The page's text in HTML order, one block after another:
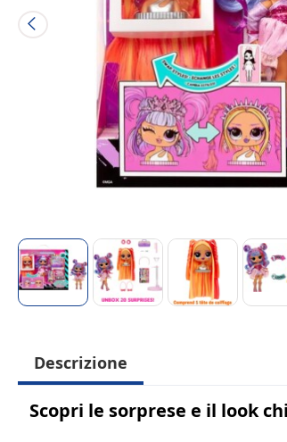
Descrizione
Scopri le sorprese e il look